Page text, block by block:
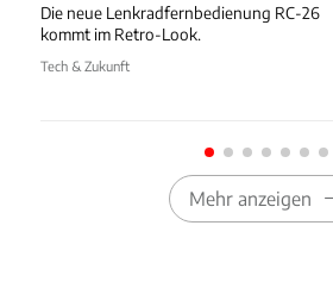
Die neue Lenkradfernbedienung RC-26
kommt im Retro-Look.
Tech & Zukunft
Mehr anzeigen